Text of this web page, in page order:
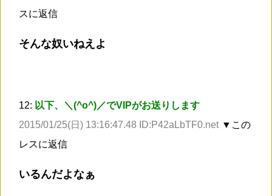
スに返信
そんな奴いねえよ
12: 以下、＼(^o^)／でVIPがお送りします
2015/01/25(日) 13:16:47.48 ID:P42aLbTF0.net ▼この
レスに返信
いるんだよなぁ